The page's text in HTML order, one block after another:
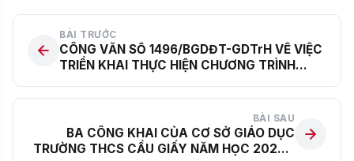
BÀI TRƯỚC
CÔNG VĂN SỐ 1496/BGDĐT-GDTrH VỀ VIỆC
TRIỂN KHAI THỰC HIỆN CHƯƠNG TRÌNH
2023
BÀI SAU
BA CÔNG KHAI CỦA CƠ SỞ GIÁO DỤC
TRƯỜNG THCS CẦU GIẤY NĂM HỌC 2023 –